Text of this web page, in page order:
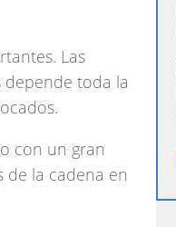
Las
depende toda la
con un gran
la cadena en